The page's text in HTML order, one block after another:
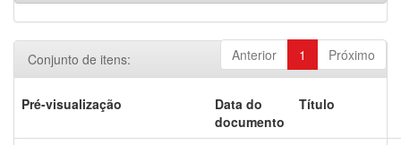
Anterior 1 Próximo
Conjunto de itens:
Pré-visualização
Data do
documento
Título